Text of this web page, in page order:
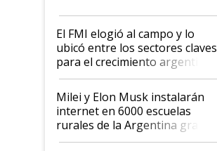
de Milei
El FMI elogió al campo y lo
ubicó entre los sectores claves
para el crecimiento argentino
Milei y Elon Musk instalarán
internet en 6000 escuelas
rurales de la Argentina gracias
a un acuerdo con Starlink